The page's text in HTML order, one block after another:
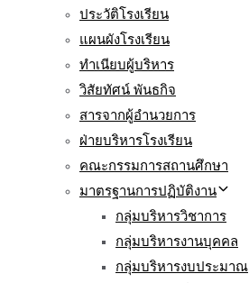
ประวัติโรงเรียน
แผนผังโรงเรียน
ทำเนียบผู้บริหาร
วิสัยทัศน์ พันธกิจ
สารจากผู้อำนวยการ
ฝ่ายบริหารโรงเรียน
คณะกรรมการสถานศึกษา
มาตรฐานการปฏิบัติงาน
กลุ่มบริหารวิชาการ
กลุ่มบริหารงานบุคคล
กลุ่มบริหารงบประมาณ